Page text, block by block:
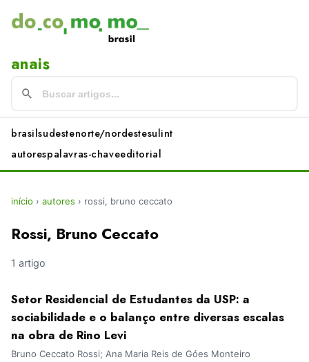
anais
brasilsudestenorte/nordestesulint
autorespalavras-chaveeditorial
início › autores › rossi, bruno ceccato
Rossi, Bruno Ceccato
1 artigo
Setor Residencial de Estudantes da USP: a
sociabilidade e o balanço entre diversas escalas
na obra de Rino Levi
Bruno Ceccato Rossi; Ana Maria Reis de Góes Monteiro